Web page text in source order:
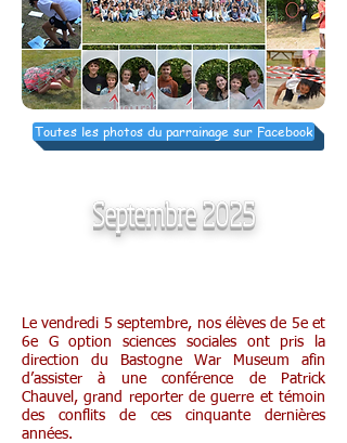
Toutes les photos du parrainage sur Facebook
Septembre 2025
Le vendredi 5 septembre, nos élèves de 5e et
6e G option sciences sociales ont pris la
direction du Bastogne War Museum afin
d’assister à une conférence de Patrick
Chauvel, grand reporter de guerre et témoin
des conflits de ces cinquante dernières
années.